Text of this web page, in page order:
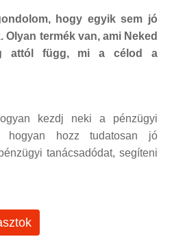
hogy egyik sem jó
Olyan termék van, ami Neked
attól függ, mi a célod a
kezdj neki a pénzügyi
hogyan hozz tudatosan jó
tanácsadódat, segíteni